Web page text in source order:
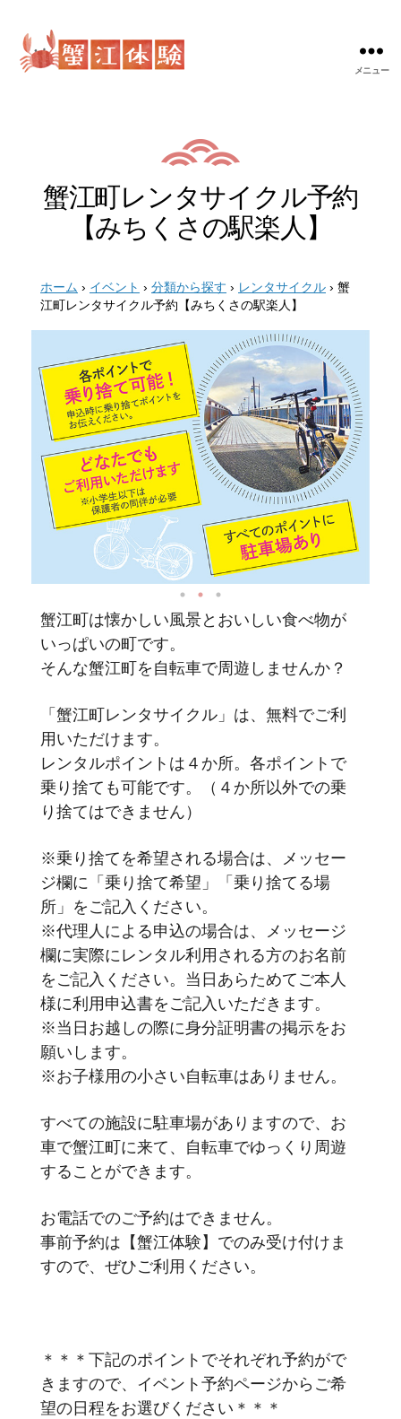
メニュー
蟹江町レンタサイクル予約
【みちくさの駅楽人】
ホーム › イベント › 分類から探す › レンタサイクル › 蟹
江町レンタサイクル予約【みちくさの駅楽人】
蟹江町は懐かしい風景とおいしい食べ物が
いっぱいの町です。
そんな蟹江町を自転車で周遊しませんか？
「蟹江町レンタサイクル」は、無料でご利
用いただけます。
レンタルポイントは４か所。各ポイントで
乗り捨ても可能です。（４か所以外での乗
り捨てはできません）
※乗り捨てを希望される場合は、メッセー
ジ欄に「乗り捨て希望」「乗り捨てる場
所」をご記入ください。
※代理人による申込の場合は、メッセージ
欄に実際にレンタル利用される方のお名前
をご記入ください。当日あらためてご本人
様に利用申込書をご記入いただきます。
※当日お越しの際に身分証明書の掲示をお
願いします。
※お子様用の小さい自転車はありません。
すべての施設に駐車場がありますので、お
車で蟹江町に来て、自転車でゆっくり周遊
することができます。
お電話でのご予約はできません。
事前予約は【蟹江体験】でのみ受け付けま
すので、ぜひご利用ください。
＊＊＊下記のポイントでそれぞれ予約がで
きますので、イベント予約ページからご希
望の日程をお選びください＊＊＊